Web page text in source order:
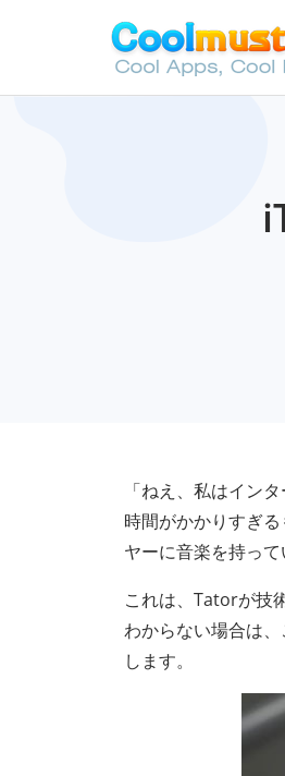
「ねえ、私はイン
時間がかかりすぎ
ヤーに音楽を持っ
これは、Tatorが技
わからない場合は
します。